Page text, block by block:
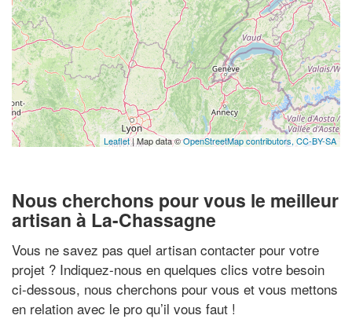
Leaflet| Map data ©OpenStreetMap contributors, CC-BY-SA
Nous cherchons pour vous le meilleur
artisan à La-Chassagne
Vous ne savez pas quel artisan contacter pour votre
projet ? Indiquez-nous en quelques clics votre besoin
ci-dessous, nous cherchons pour vous et vous mettons
en relation avec le pro qu’il vous faut !